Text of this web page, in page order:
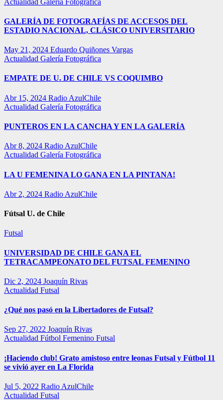
GALERÍA DE FOTOGRAFÍAS DE ACCESOS DEL
ESTADIO NACIONAL, CLÁSICO UNIVERSITARIO
May 21, 2024 Eduardo Quiñones Vargas
Actualidad Galería Fotográfica
EMPATE DE U. DE CHILE VS COQUIMBO
Abr 15, 2024 Radio AzulChile
Actualidad Galería Fotográfica
PUNTEROS EN LA CANCHA Y EN LA GALERÍA
Abr 8, 2024 Radio AzulChile
Actualidad Galería Fotográfica
LA U FEMENINA LO GANA EN LA PINTANA!
Abr 2, 2024 Radio AzulChile
Fútsal U. de Chile
Futsal
UNIVERSIDAD DE CHILE GANA EL
TETRACAMPEONATO DEL FUTSAL FEMENINO
Dic 2, 2024 Joaquín Rivas
Actualidad Futsal
¿Qué nos pasó en la Libertadores de Futsal?
Sep 27, 2022 Joaquín Rivas
Actualidad Fútbol Femenino Futsal
¡Haciendo club! Grato amistoso entre leonas Futsal y Fútbol 11
se vivió ayer en La Florida
Jul 5, 2022 Radio AzulChile
Actualidad Futsal